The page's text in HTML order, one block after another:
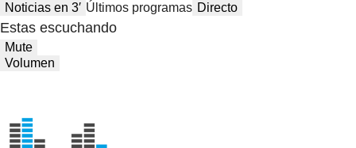
Noticias en 3′ Últimos programas Directo
Estas escuchando
Mute
Volumen